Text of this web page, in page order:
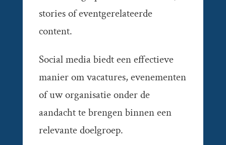
stories of eventgerelateerde
content.
Social media biedt een effectieve
manier om vacatures, evenementen
of uw organisatie onder de
aandacht te brengen binnen een
relevante doelgroep.